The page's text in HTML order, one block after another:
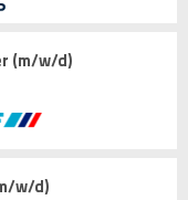
(m/w/d)
w/d)